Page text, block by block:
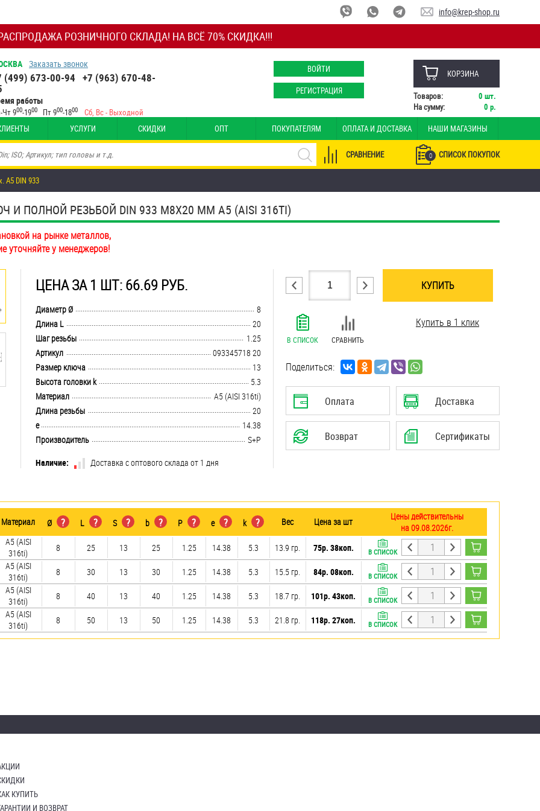
РОЗНИЧНОГО СКЛАДА! НА ВСЁ 70% СКИДКА!!!
info@krep-shop.ru
Заказать звонок
(499) 673-00-94 +7 (963) 670-48-
работы
Чт 900-1900 Пт 900-1800 Сб, Вс - Выходной
ВОЙТИ
РЕГИСТРАЦИЯ
КОРЗИНА
Товаров: 0 шт.
На сумму:
0 р.
УСЛУГИ СКИДКИ ОПТ ПОКУПАТЕЛЯМ ОПЛАТА И ДОСТАВКА НАШИ МАГАЗИНЫ
0 СПИСОК ПОКУПОК
СРАВНЕНИЕ
А5 DIN 933
ПОЛНОЙ РЕЗЬБОЙ DIN 933 М8Х20 ММ А5 (AISI 316TI)
на рынке металлов,
уточняйте у менеджеров!
ЦЕНА ЗА 1 ШТ: 66.69 РУБ.
........................................................................................................................................................................................................
Диаметр Ø
8
........................................................................................................................................................................................................
Длина L
20
........................................................................................................................................................................................................
Шаг резьбы
1.25
........................................................................................................................................................................................................
Артикул
093345718 20
........................................................................................................................................................................................................
Размер ключа
13
........................................................................................................................................................................................................
Высота головки k
5.3
........................................................................................................................................................................................................
Материал
А5 (AISI 316ti)
........................................................................................................................................................................................................
Длина резьбы
20
........................................................................................................................................................................................................
e
14.38
........................................................................................................................................................................................................
Производитель
S+P
Наличие:
Доставка с оптового склада от 1 дня
КУПИТЬ
В СПИСОК СРАВНИТЬ
Купить в 1 клик
Поделиться:
Оплата Доставка
Возврат Сертификаты
Материал Ø ? L ? S ? b ? P ? e ? k ? Вес Цена за шт
Цены действительны
на 09.08.2026г.
А5 (AISI
316ti)
8 25 13 25 1.25 14.38 5.3 13.9 гр. 75р. 38коп. В СПИСОК
А5 (AISI
316ti)
8 30 13 30 1.25 14.38 5.3 15.5 гр. 84р. 08коп. В СПИСОК
А5 (AISI
316ti)
8 40 13 40 1.25 14.38 5.3 18.7 гр. 101р. 43коп. В СПИСОК
А5 (AISI
316ti)
8 50 13 50 1.25 14.38 5.3 21.8 гр. 118р. 27коп. В СПИСОК
КУПИТЬ
И ВОЗВРАТ